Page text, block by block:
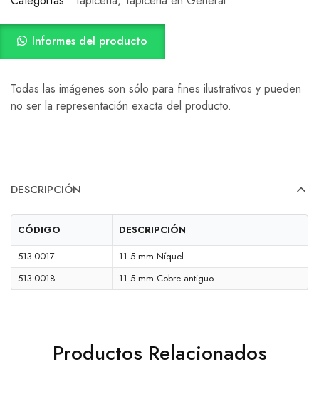
Informes del producto
Todas las imágenes son sólo para fines ilustrativos y pueden
no ser la representación exacta del producto.
DESCRIPCIÓN
CÓDIGO
DESCRIPCIÓN
513-0017
11.5 mm Níquel
513-0018
11.5 mm Cobre antiguo
Productos Relacionados